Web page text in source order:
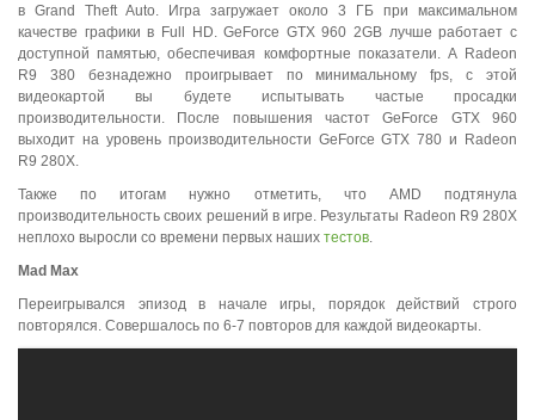
в Grand Theft Auto. Игра загружает около 3 ГБ при максимальном
качестве графики в Full HD. GeForce GTX 960 2GB лучше работает с
доступной памятью, обеспечивая комфортные показатели. А Radeon
R9 380 безнадежно проигрывает по минимальному fps, с этой
видеокартой вы будете испытывать частые просадки
производительности. После повышения частот GeForce GTX 960
выходит на уровень производительности GeForce GTX 780 и Radeon
R9 280X.
Также по итогам нужно отметить, что AMD подтянула
производительность своих решений в игре. Результаты Radeon R9 280X
неплохо выросли со времени первых наших тестов.
Mad Max
Переигрывался эпизод в начале игры, порядок действий строго
повторялся. Совершалось по 6-7 повторов для каждой видеокарты.